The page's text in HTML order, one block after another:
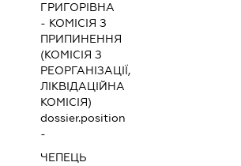
ГРИГОРІВНА
- КОМІСІЯ З
ПРИПИНЕННЯ
(КОМІСІЯ З
РЕОРГАНІЗАЦІЇ,
ЛІКВІДАЦІЙНА
КОМІСІЯ)
dossier.position
-
ЧЕПЕЦЬ